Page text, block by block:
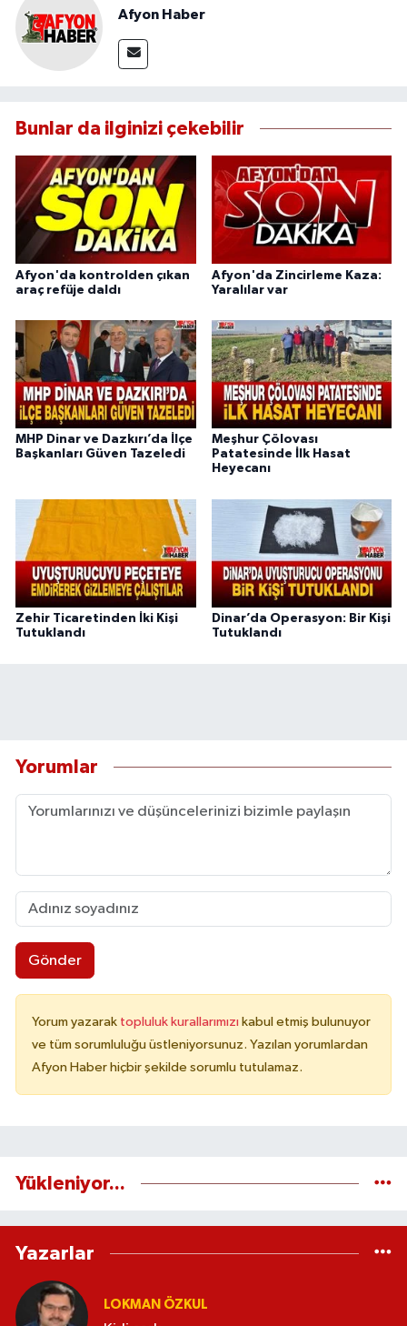
Afyon Haber
Bunlar da ilginizi çekebilir
Afyon'da kontrolden çıkan
araç refüje daldı
Afyon'da Zincirleme Kaza:
Yaralılar var
MHP Dinar ve Dazkırı’da İlçe
Başkanları Güven Tazeledi
Meşhur Çölovası
Patatesinde İlk Hasat
Heyecanı
Zehir Ticaretinden İki Kişi
Tutuklandı
Dinar’da Operasyon: Bir Kişi
Tutuklandı
Yorumlar
Gönder
Yorum yazarak topluluk kurallarımızı kabul etmiş bulunuyor
ve tüm sorumluluğu üstleniyorsunuz. Yazılan yorumlardan
Afyon Haber hiçbir şekilde sorumlu tutulamaz.
Yükleniyor...
Yazarlar
LOKMAN ÖZKUL